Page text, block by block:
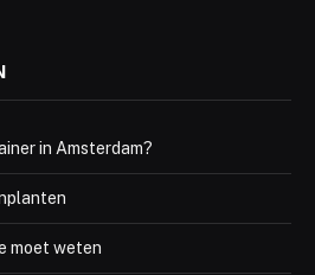
in Amsterdam?
moet weten